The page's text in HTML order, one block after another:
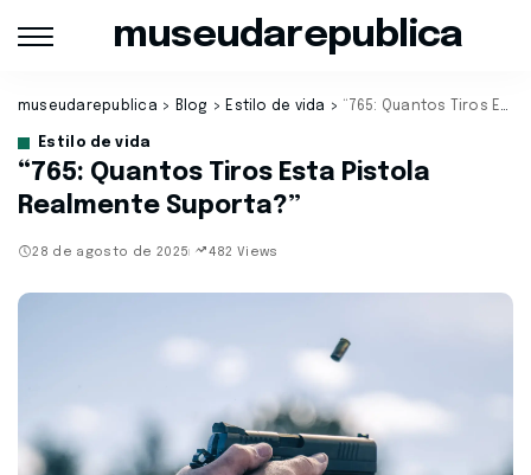
museudarepublica
museudarepublica > Blog > Estilo de vida > “765: Quantos Tiros Esta Pistola Realmente Suporta?”
Estilo de vida
“765: Quantos Tiros Esta Pistola
Realmente Suporta?”
28 de agosto de 2025 482 Views